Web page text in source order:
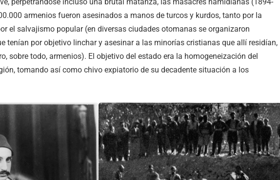
armenios fueron asesinados a manos de turcos y kurdos, tanto por la
el salvajismo popular (en diversas ciudades otomanas se organizaron
tenían por objetivo linchar y asesinar a las minorías cristianas que allí residían,
sobre todo, armenios). El objetivo del estado era la homogeneización del
tomando así como chivo expiatorio de su decadente situación a los